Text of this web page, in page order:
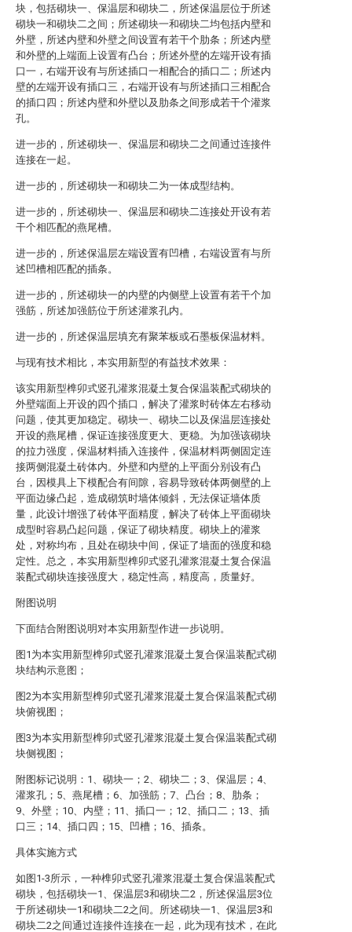
块，包括砌块一、保温层和砌块二，所述保温层位于所述
砌块一和砌块二之间；所述砌块一和砌块二均包括内壁和
外壁，所述内壁和外壁之间设置有若干个肋条；所述内壁
和外壁的上端面上设置有凸台；所述外壁的左端开设有插
口一，右端开设有与所述插口一相配合的插口二；所述内
壁的左端开设有插口三，右端开设有与所述插口三相配合
的插口四；所述内壁和外壁以及肋条之间形成若干个灌浆
孔。
进一步的，所述砌块一、保温层和砌块二之间通过连接件
连接在一起。
进一步的，所述砌块一和砌块二为一体成型结构。
进一步的，所述砌块一、保温层和砌块二连接处开设有若
干个相匹配的燕尾槽。
进一步的，所述保温层左端设置有凹槽，右端设置有与所
述凹槽相匹配的插条。
进一步的，所述砌块一的内壁的内侧壁上设置有若干个加
强筋，所述加强筋位于所述灌浆孔内。
进一步的，所述保温层填充有聚苯板或石墨板保温材料。
与现有技术相比，本实用新型的有益技术效果：
该实用新型榫卯式竖孔灌浆混凝土复合保温装配式砌块的
外壁端面上开设的四个插口，解决了灌浆时砖体左右移动
问题，使其更加稳定。砌块一、砌块二以及保温层连接处
开设的燕尾槽，保证连接强度更大、更稳。为加强该砌块
的拉力强度，保温材料插入连接件，保温材料两侧固定连
接两侧混凝土砖体内。外壁和内壁的上平面分别设有凸
台，因模具上下模配合有间隙，容易导致砖体两侧壁的上
平面边缘凸起，造成砌筑时墙体倾斜，无法保证墙体质
量，此设计增强了砖体平面精度，解决了砖体上平面砌块
成型时容易凸起问题，保证了砌块精度。砌块上的灌浆
处，对称均布，且处在砌块中间，保证了墙面的强度和稳
定性。总之，本实用新型榫卯式竖孔灌浆混凝土复合保温
装配式砌块连接强度大，稳定性高，精度高，质量好。
附图说明
下面结合附图说明对本实用新型作进一步说明。
图1为本实用新型榫卯式竖孔灌浆混凝土复合保温装配式砌
块结构示意图；
图2为本实用新型榫卯式竖孔灌浆混凝土复合保温装配式砌
块俯视图；
图3为本实用新型榫卯式竖孔灌浆混凝土复合保温装配式砌
块侧视图；
附图标记说明：1、砌块一；2、砌块二；3、保温层；4、
灌浆孔；5、燕尾槽；6、加强筋；7、凸台；8、肋条；
9、外壁；10、内壁；11、插口一；12、插口二；13、插
口三；14、插口四；15、凹槽；16、插条。
具体实施方式
如图1-3所示，一种榫卯式竖孔灌浆混凝土复合保温装配式
砌块，包括砌块一1、保温层3和砌块二2，所述保温层3位
于所述砌块一1和砌块二2之间。所述砌块一1、保温层3和
砌块二2之间通过连接件连接在一起，此为现有技术，在此